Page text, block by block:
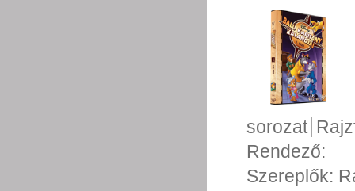
sorozat
Rendező:
Szereplők: